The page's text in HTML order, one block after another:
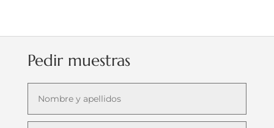
Pedir muestras